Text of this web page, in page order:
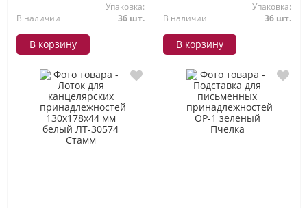
В наличии
Упаковка:
36 шт.
В корзину
В наличии
Упаковка:
36 шт.
В корзину